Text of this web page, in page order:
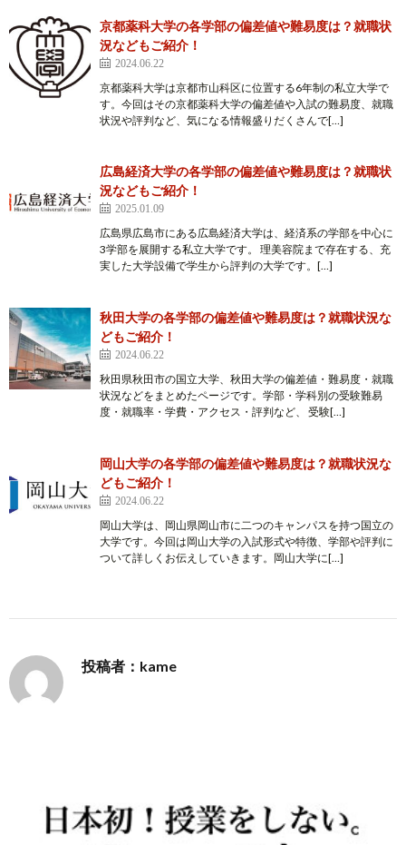
京都薬科大学の各学部の偏差値や難易度は？就職状
況などもご紹介！
2024.06.22
京都薬科大学は京都市山科区に位置する6年制の私立大学で
す。今回はその京都薬科大学の偏差値や入試の難易度、就職
状況や評判など、気になる情報盛りだくさんで[…]
広島経済大学の各学部の偏差値や難易度は？就職状
況などもご紹介！
2025.01.09
広島県広島市にある広島経済大学は、経済系の学部を中心に
3学部を展開する私立大学です。 理美容院まで存在する、充
実した大学設備で学生から評判の大学です。[…]
秋田大学の各学部の偏差値や難易度は？就職状況な
どもご紹介！
2024.06.22
秋田県秋田市の国立大学、秋田大学の偏差値・難易度・就職
状況などをまとめたページです。学部・学科別の受験難易
度・就職率・学費・アクセス・評判など、 受験[…]
岡山大学の各学部の偏差値や難易度は？就職状況な
どもご紹介！
2024.06.22
岡山大学は、岡山県岡山市に二つのキャンパスを持つ国立の
大学です。今回は岡山大学の入試形式や特徴、学部や評判に
ついて詳しくお伝えしていきます。岡山大学に[…]
投稿者：kame